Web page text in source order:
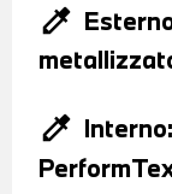
colorize
colorize Interno: